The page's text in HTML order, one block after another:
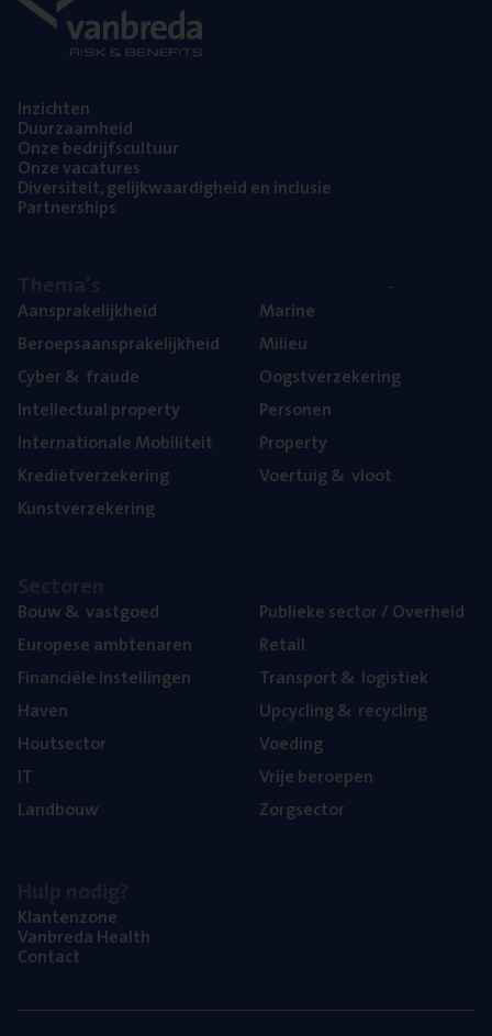
Inzich­ten
Duur­zaam­heid
Onze bedrijfs­cul­tuur
Onze vaca­tu­res
Diver­si­teit, gelijk­waar­dig­heid en inclusie
Part­ner­ships
Aan­spra­ke­lijk­heid
Beroeps­aan­spra­ke­lijk­heid
Cyber& fraude
Intel­lec­tu­al property
Inter­na­ti­o­na­le Mobiliteit
Kre­diet­ver­ze­ke­ring
Kunst­ver­ze­ke­ring
Mari­ne
Mili­eu
Oogst­ver­ze­ke­ring
Per­so­nen
Pro­per­ty
Voer­tuig& vloot
Bouw& vastgoed
Euro­pe­se ambtenaren
Finan­ci­ë­le instellingen
Haven
Hout­sec­tor
IT
Land­bouw
Publie­ke sec­tor / Overheid
Retail
Trans­port& logistiek
Upcy­cling& recycling
Voe­ding
Vrije beroe­pen
Zorg­sec­tor
Klan­ten­zo­ne
Van­b­re­da Health
Con­tact